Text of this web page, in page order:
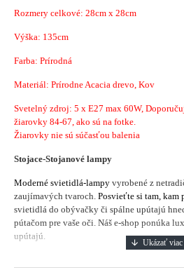
Rozmery celkové: 28cm x 28cm
Výška: 135cm
Farba: Prírodná
Materiál: Prírodne Acacia drevo, Kov
Svetelný zdroj: 5 x E27 max 60W,
žiarovky 84-67, ako sú na fotke.
Žiarovky nie sú súčasťou balenia
Stojace-Stojanové lampy
Moderné svietidlá-lampy vyrobené z
zaujímavých tvaroch. Posvieťte si tam, kam
svietidlá do obývačky či spálne upútajú
pútačom pre vaše oči. Náš e-shop ponúka
upútajú.